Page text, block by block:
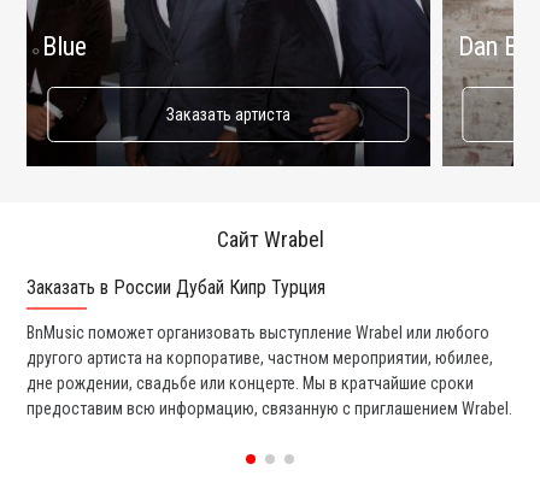
Blue
Заказать артиста
Dan
Сайт Wrabel
Заказать в России Дубай Кипр Турция
BnMusic поможет организовать выступление Wrabel или любого
другого артиста на корпоративе, частном мероприятии, юбилее,
дне рождении, свадьбе или концерте. Мы в кратчайшие сроки
предоставим всю информацию, связанную с приглашением Wrabel.